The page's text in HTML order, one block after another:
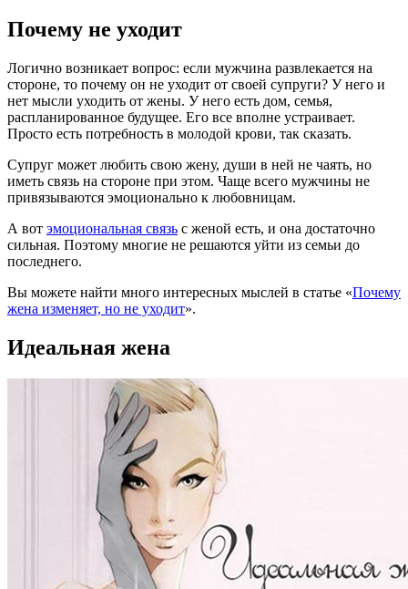
Почему не уходит
Логично возникает вопрос: если мужчина развлекается на
стороне, то почему он не уходит от своей супруги? У него и
нет мысли уходить от жены. У него есть дом, семья,
распланированное будущее. Его все вполне устраивает.
Просто есть потребность в молодой крови, так сказать.
Супруг может любить свою жену, души в ней не чаять, но
иметь связь на стороне при этом. Чаще всего мужчины не
привязываются эмоционально к любовницам.
А вот эмоциональная связь с женой есть, и она достаточно
сильная. Поэтому многие не решаются уйти из семьи до
последнего.
Вы можете найти много интересных мыслей в статье «Почему
жена изменяет, но не уходит».
Идеальная жена